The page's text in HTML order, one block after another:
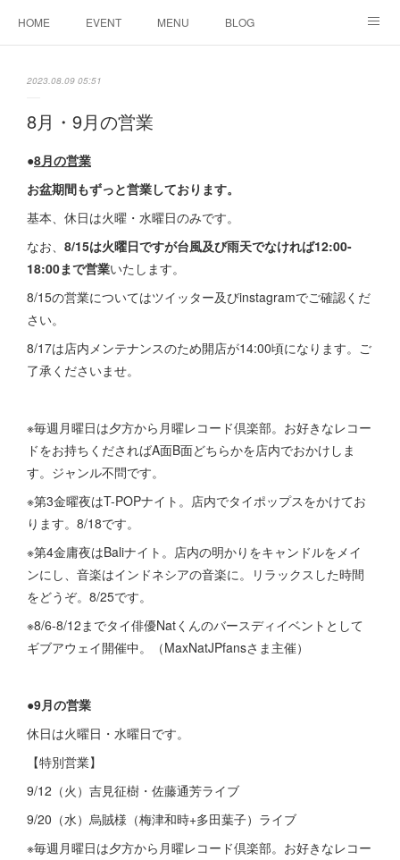
HOME EVENT MENU BLOG
2023.08.09 05:51
8月・9月の営業
●8月の営業
お盆期間もずっと営業しております。
基本、休日は火曜・水曜日のみです。
なお、 8/15は火曜日ですが台風及び雨天でなければ12:00-
18:00まで営業いたします。
8/15の営業についてはツイッター及びinstagramでご確認くだ
さい。
8/17は店内メンテナンスのため開店が14:00頃になります。ご
了承くださいませ。
※毎週月曜日は夕方から月曜レコード倶楽部。お好きなレコー
ドをお持ちくださればA面B面どちらかを店内でおかけしま
す。ジャンル不問です。
※第3金曜夜はT-POPナイト。店内でタイポップスをかけてお
ります。8/18です。
※第4金庸夜はBaliナイト。店内の明かりをキャンドルをメイ
ンにし、音楽はインドネシアの音楽に。リラックスした時間
をどうぞ。8/25です。
※8/6-8/12までタイ俳優Natくんのバースディイベントとして
ギブアウェイ開催中。（MaxNatJPfansさま主催）
●9月の営業
休日は火曜日・水曜日です。
【特別営業】
9/12（火）吉見征樹・佐藤通芳ライブ
9/20（水）烏賊様（梅津和時+多田葉子）ライブ
※毎週月曜日は夕方から月曜レコード倶楽部。お好きなレコー